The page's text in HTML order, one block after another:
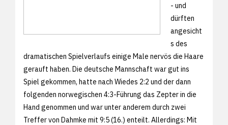
- und
dürften
angesicht
s des
dramatischen Spielverlaufs einige Male nervös die Haare
gerauft haben. Die deutsche Mannschaft war gut ins
Spiel gekommen, hatte nach Wiedes 2:2 und der dann
folgenden norwegischen 4:3-Führung das Zepter in die
Hand genommen und war unter anderem durch zwei
Treffer von Dahmke mit 9:5 (16.) enteilt. Allerdings: Mit